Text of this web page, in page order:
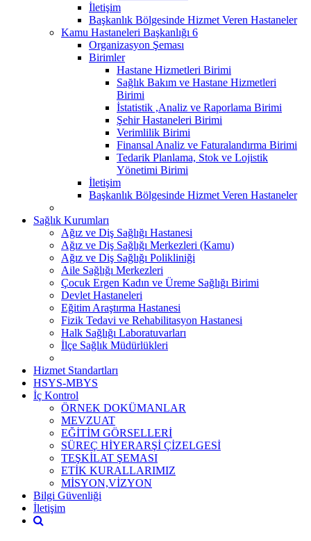
İletişim
Başkanlık Bölgesinde Hizmet Veren Hastaneler
Kamu Hastaneleri Başkanlığı 6
Organizasyon Şeması
Birimler
Hastane Hizmetleri Birimi
Sağlık Bakım ve Hastane Hizmetleri
Birimi
İstatistik ,Analiz ve Raporlama Birimi
Şehir Hastaneleri Birimi
Verimlilik Birimi
Finansal Analiz ve Faturalandırma Birimi
Tedarik Planlama, Stok ve Lojistik
Yönetimi Birimi
İletişim
Başkanlık Bölgesinde Hizmet Veren Hastaneler
Sağlık Kurumları
Ağız ve Diş Sağlığı Hastanesi
Ağız ve Diş Sağlığı Merkezleri (Kamu)
Ağız ve Diş Sağlığı Polikliniği
Aile Sağlığı Merkezleri
Çocuk Ergen Kadın ve Üreme Sağlığı Birimi
Devlet Hastaneleri
Eğitim Araştırma Hastanesi
Fizik Tedavi ve Rehabilitasyon Hastanesi
Halk Sağlığı Laboratuvarları
İlçe Sağlık Müdürlükleri
Hizmet Standartları
HSYS-MBYS
İç Kontrol
ÖRNEK DOKÜMANLAR
MEVZUAT
EĞİTİM GÖRSELLERİ
SÜREÇ HİYERARŞİ ÇİZELGESİ
TEŞKİLAT ŞEMASI
ETİK KURALLARIMIZ
MİSYON,VİZYON
Bilgi Güvenliği
İletişim